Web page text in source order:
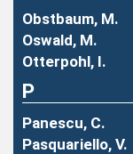
Obstbaum, M.
Oswald, M.
Otterpohl, I.
P
Panescu, C.
Pasquariello, V.